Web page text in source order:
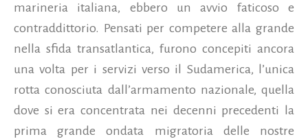
marineria italiana, ebbero un avvio faticoso e
contraddittorio. Pensati per competere alla grande
nella sfida transatlantica, furono concepiti ancora
una volta per i servizi verso il Sudamerica, l’unica
rotta conosciuta dall’armamento nazionale, quella
dove si era concentrata nei decenni precedenti la
prima grande ondata migratoria delle nostre